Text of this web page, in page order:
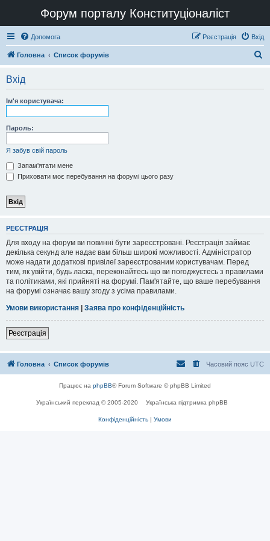
Форум порталу Конституціоналіст
Допомога Вхід
Реєстрація
Головна Список форумів
Вхід
Ім'я користувача:
Пароль:
Я забув свій пароль
Запам'ятати мене
Приховати моє перебування на форумі цього разу
РЕЄСТРАЦІЯ
Для входу на форум ви повинні бути зареєстровані. Реєстрація займає
декілька секунд але надає вам більш широкі можливості. Адміністратор
може надати додаткові привілеї зареєстрованим користувачам. Перед
тим, як увійти, будь ласка, переконайтесь що ви погоджуєтесь з правилами
та політиками, які прийняті на форумі. Пам'ятайте, що ваше перебування
на форумі означає вашу згоду з усіма правилами.
Умови використання | Заява про конфіденційність
Реєстрація
Головна Список форумів Часовий пояс UTC
Працює на phpBB® Forum Software © phpBB Limited
Український переклад © 2005-2020 Українська підтримка phpBB
Конфіденційність | Умови